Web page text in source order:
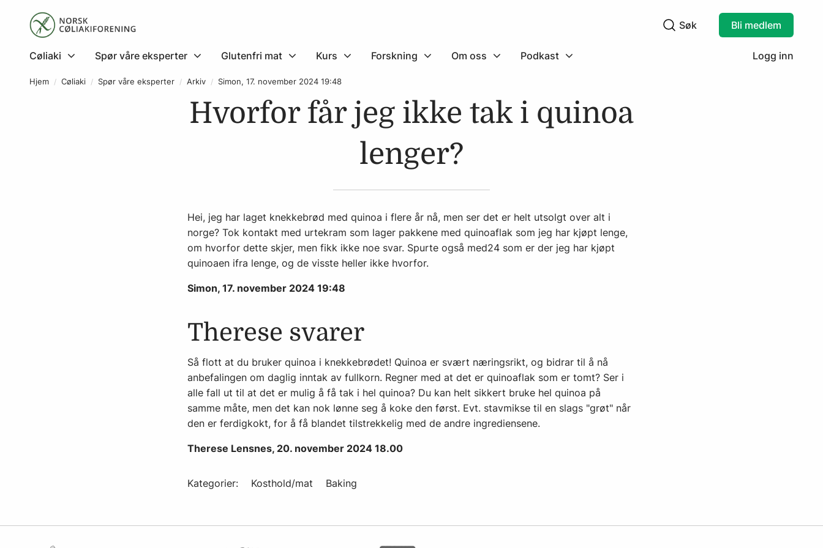
Cøliaki Spør våre eksperter Glutenfri mat Kurs Forskning Om oss Podkast
Søkefelt
Søk Bli medlem
Logg inn
Hjem Cøliaki Spør våre eksperter Arkiv Simon, 17. november 2024 19:48
Hvorfor får jeg ikke tak i quinoa
lenger?
Hei, jeg har laget knekkebrød med quinoa i flere år nå, men ser det er helt utsolgt over alt i
norge? Tok kontakt med urtekram som lager pakkene med quinoaflak som jeg har kjøpt lenge,
om hvorfor dette skjer, men fikk ikke noe svar. Spurte også med24 som er der jeg har kjøpt
quinoaen ifra lenge, og de visste heller ikke hvorfor.
Simon, 17. november 2024 19:48
Therese svarer
Så flott at du bruker quinoa i knekkebrødet! Quinoa er svært næringsrikt, og bidrar til å nå
anbefalingen om daglig inntak av fullkorn. Regner med at det er quinoaflak som er tomt? Ser i
alle fall ut til at det er mulig å få tak i hel quinoa? Du kan helt sikkert bruke hel quinoa på
samme måte, men det kan nok lønne seg å koke den først. Evt. stavmikse til en slags "grøt" når
den er ferdigkokt, for å få blandet tilstrekkelig med de andre ingrediensene.
Therese Lensnes, 20. november 2024 18.00
Kategorier: Kosthold/mat Baking